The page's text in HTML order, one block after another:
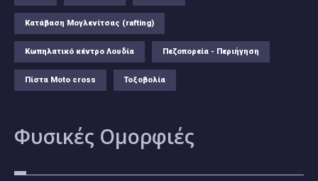
Κατάβαση Μογλενίτσας (rafting)
Κωπηλατικό κέντρο Λουδία Πεζοπορεία - Περιήγηση
Πίστα Moto cross Τοξοβολία
Φυσικές Ομορφιές